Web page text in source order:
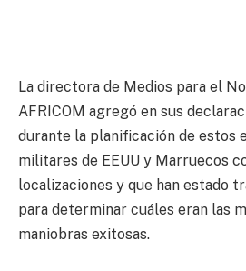
La directora de Medios para el
AFRICOM agregó en sus
durante la planificación de estos
militares de EEUU y Marruecos
localizaciones y que han estado
para determinar cuáles eran las
maniobras exitosas.